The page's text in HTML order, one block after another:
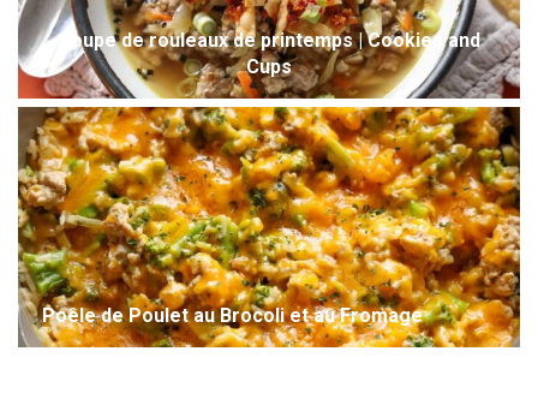
Soupe de rouleaux de printemps | Cookies and
Cups
Poêle de Poulet au Brocoli et au Fromage